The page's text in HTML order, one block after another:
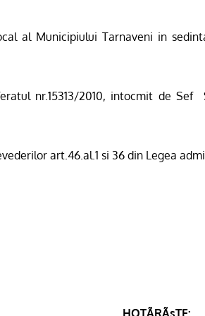
al Municipiului Tarnaveni in
nr.15313/2010, intocmit de Sef
art.46.al.1 si 36 din Legea
HOTÃRÃșTE: